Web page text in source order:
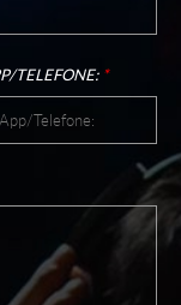
TELEFONE: *